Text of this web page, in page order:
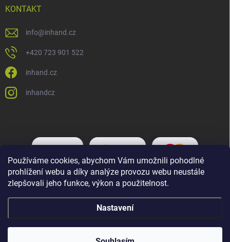
Používáme cookies, abychom Vám umožnili pohodlné
prohlížení webu a díky analýze provozu webu neustále
zlepšovali jeho funkce, výkon a použitelnost.
Nastavení
KONTAKT
info@inhand.cz
+420 723 901 522
inhand.cz
inhandcz
Copyright 2026Inhand.cz. Všechna práva vyhrazena.Upravit nastavení
cookies